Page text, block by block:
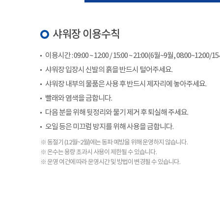
샤워장 이용수칙
이용시간 : 09:00 ~ 12:00 / 15:00 ~ 21:00(6월~9월, 08:00~12:00/
샤워장 입장시 신발의 흙을 반드시 털어주세요.
샤워장 내부의 물품은 사용 후 반드시 제자리에 놓아주세요.
빨래와 염색을 금합니다.
다음 분을 위해 뒷정리와 물기 제거 후 퇴실해 주세요.
오일 등은 미끄럼 방지를 위해 사용을 금합니다.
※ 동절기 (12월~2월)에는 동파 예방을 위해 운영하지 않습니다.
※ 온수는 용량 초과시 사용이 제한될 수 있습니다.
※ 운영 여건에 따라 운영시간 및 방법이 변경될 수 있습니다.